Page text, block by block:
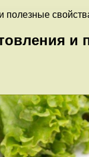
полезные
и